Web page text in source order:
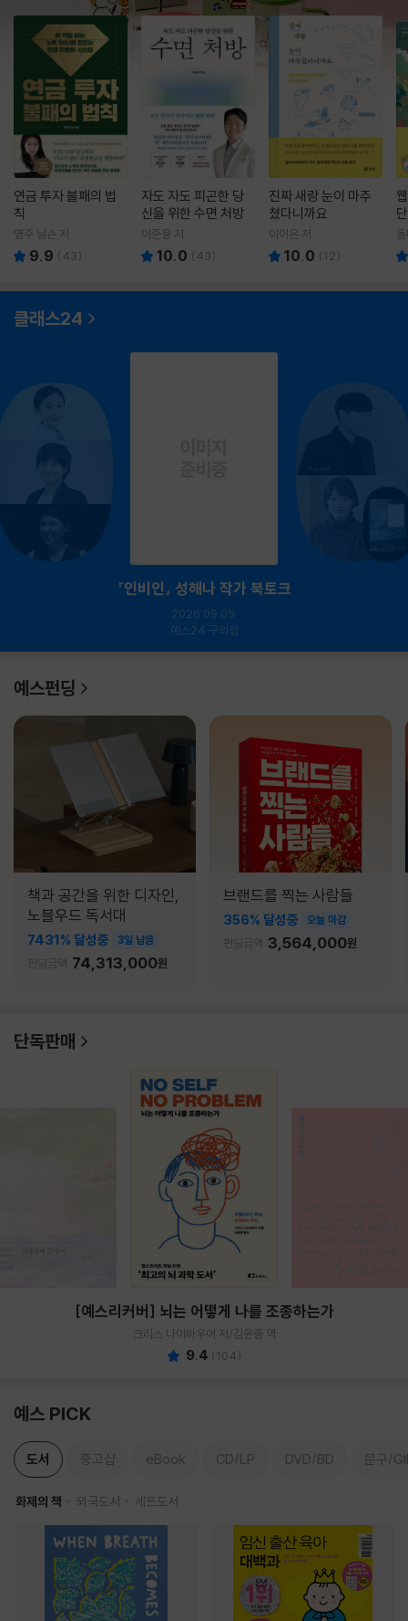
연금 투자 불패의 법
칙
영주 닐슨 저
9.9 (43)
자도 자도 피곤한 당
신을 위한 수면 처방
이준용 저
10.0 (43)
진짜 새랑 눈이 마주
쳤다니까요
이이은 저
10.0 (12)
클래스24
『인비인』 성해나 작가 북토크
2026.09.05.
예스24 구의점
예스펀딩
책과 공간을 위한 디자인,
노블우드 독서대
7431% 달성중 3일 남음
펀딩금액 74,313,000원
브랜드를 찍는 사람들
356% 달성중 오늘 마감
펀딩금액 3,564,000원
단독판매
[예스리커버] 뇌는 어떻게 나를 조종하는가
크리스 나이바우어 저/김윤종 역
9.4 (104)
예스 PICK
도서 중고샵 eBook CD/LP DVD/BD 문구/
화제의 책 외국도서 세트도서